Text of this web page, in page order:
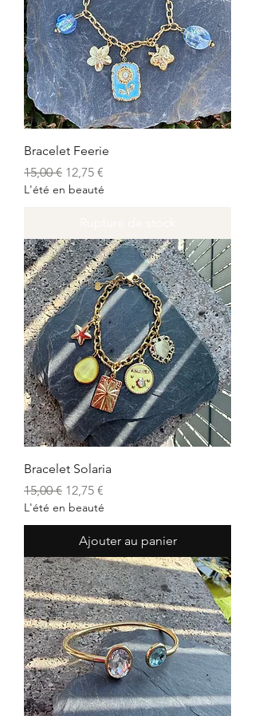
Bracelet Feerie
Prix original
15,00 € Prix promotionnel
12,75 €
L'été en beauté
Bracelet Solaria
Prix original
15,00 € Prix promotionnel
12,75 €
L'été en beauté
Ajouter au panier